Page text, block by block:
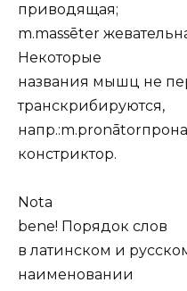
приводящая;
m.massēter
Некоторые
названия мышц не
транскрибируются,
констриктор.
Nota
bene! Порядок слов
в латинском и
наименовании